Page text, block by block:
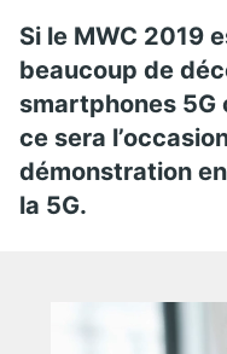
Si le MWC 2019
beaucoup de
smartphones 5G
ce sera
démonstration
la 5G.